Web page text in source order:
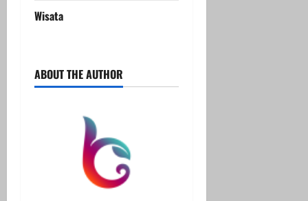
Wisata
ABOUT THE AUTHOR